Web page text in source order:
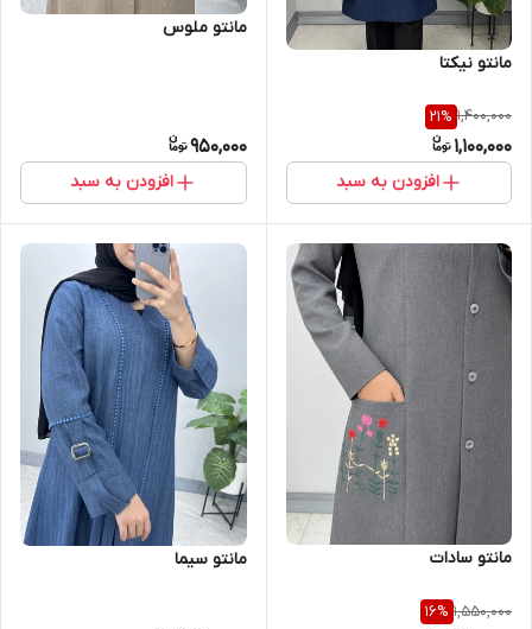
مانتو نیکتا
1,400,000
21%
1,100,000
افزودن به سبد
مانتو ملوس
950,000
افزودن به سبد
مانتو سادات
1,550,000
16%
مانتو سیما